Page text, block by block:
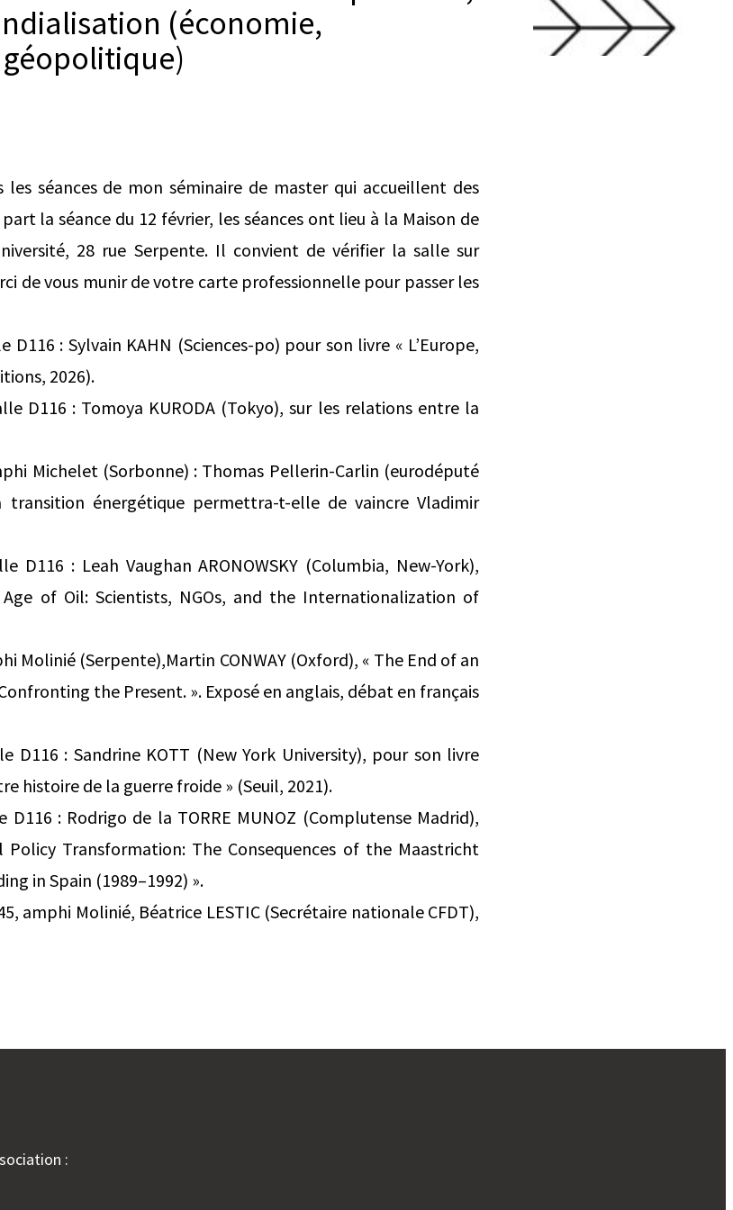
(économie,
les séances de mon séminaire de master qui accueillent des
la séance du 12 février, les séances ont lieu à la Maison de
28 rue Serpente. Il convient de vérifier la salle sur
de vous munir de votre carte professionnelle pour passer les
D116 : Sylvain KAHN (Sciences-po) pour son livre « L’Europe,
2026).
D116 : Tomoya KURODA (Tokyo), sur les relations entre la
Michelet (Sorbonne) : Thomas Pellerin-Carlin (eurodéputé
transition énergétique permettra-t-elle de vaincre Vladimir
D116 : Leah Vaughan ARONOWSKY (Columbia, New-York),
Age of Oil: Scientists, NGOs, and the Internationalization of
Molinié (Serpente),Martin CONWAY (Oxford), « The End of an
the Present. ». Exposé en anglais, débat en français
D116 : Sandrine KOTT (New York University), pour son livre
histoire de la guerre froide » (Seuil, 2021).
: Rodrigo de la TORRE MUNOZ (Complutense Madrid),
Policy Transformation: The Consequences of the Maastricht
in Spain (1989–1992) ».
amphi Molinié, Béatrice LESTIC (Secrétaire nationale CFDT),
: